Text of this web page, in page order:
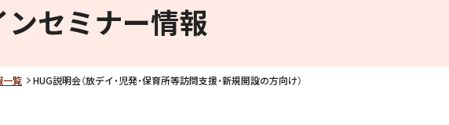
セミナー情報
一覧 HUG説明会（放デイ・児発・保育所等訪問支援・新規開設の方向け）